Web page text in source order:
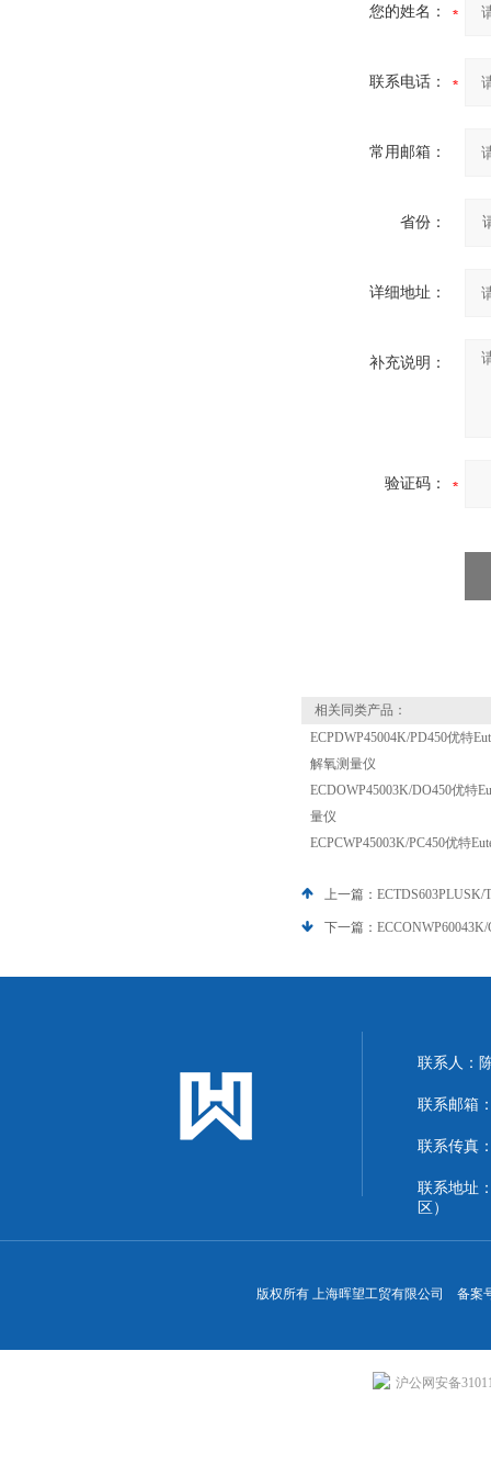
您的姓名：
联系电话：
常用邮箱：
省份：
详细地址：
补充说明：
验证码：
相关同类产品：
ECPDWP45004K/PD450优特
解氧测量仪
ECDOWP45003K/DO450优特
量仪
ECPCWP45003K/PC450优特
上一篇： ECTDS603PLUSK/
下一篇：
联系人：
联系邮箱
联系传真
联系地址
区）
版权所有 上海晖望工贸有限公司 备案
沪公网安备